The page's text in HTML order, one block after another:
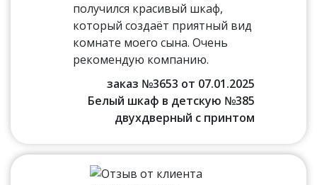
получился красивый шкаф,
который создаёт приятный вид
комнате моего сына. Очень
рекомендую компанию.
заказ №3653 от 07.01.2025
Белый шкаф в детскую №385
двухдверный с принтом